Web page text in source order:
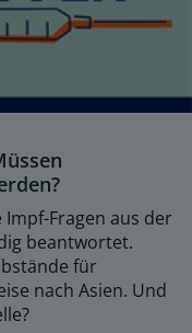
Fragen aus der
beantwortet.
für
nach Asien. Und